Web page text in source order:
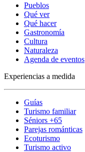
Pueblos
Qué ver
Qué hacer
Gastronomía
Cultura
Naturaleza
Agenda de eventos
Experiencias a medida
Guías
Turismo familiar
Séniors +65
Parejas románticas
Ecoturismo
Turismo activo